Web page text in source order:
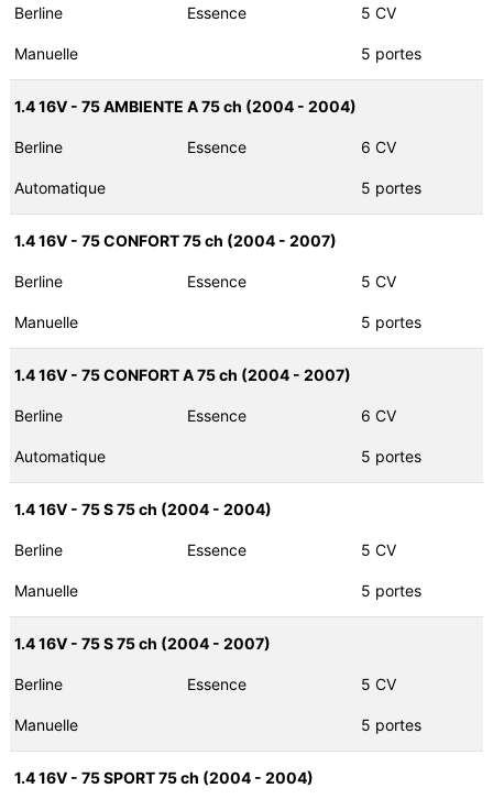
Berline Essence 5 CV
Manuelle 5 portes
1.4 16V - 75 AMBIENTE A 75 ch (2004 - 2004)
Berline Essence 6 CV
Automatique 5 portes
1.4 16V - 75 CONFORT 75 ch (2004 - 2007)
Berline Essence 5 CV
Manuelle 5 portes
1.4 16V - 75 CONFORT A 75 ch (2004 - 2007)
Berline Essence 6 CV
Automatique 5 portes
1.4 16V - 75 S 75 ch (2004 - 2004)
Berline Essence 5 CV
Manuelle 5 portes
1.4 16V - 75 S 75 ch (2004 - 2007)
Berline Essence 5 CV
Manuelle 5 portes
1.4 16V - 75 SPORT 75 ch (2004 - 2004)